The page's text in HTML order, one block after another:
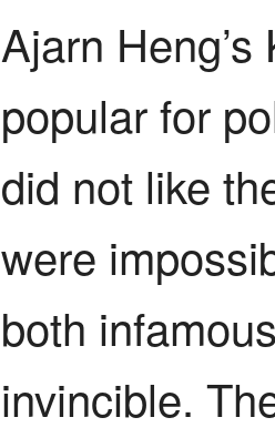
Ajarn
popular for
did not like
were
both
invincible.